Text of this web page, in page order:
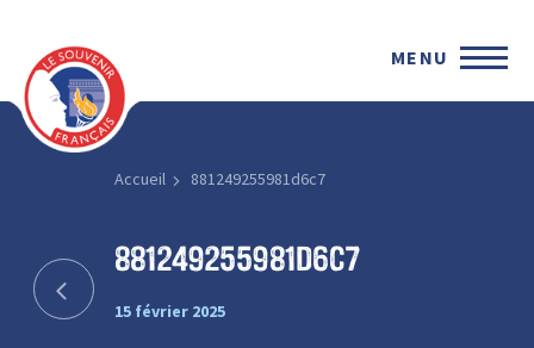
MENU
Accueil 881249255981d6c7
881249255981d6c7
15 février 2025